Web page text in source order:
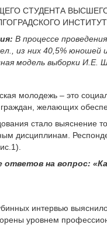
СТУДЕНТА
В процессе
из них 40,5% юношей
модель выборки И.Е.
молодежь – это
граждан, желающих
стало выяснение
дисциплинам.
ответов на вопрос:
интервью
уровнем